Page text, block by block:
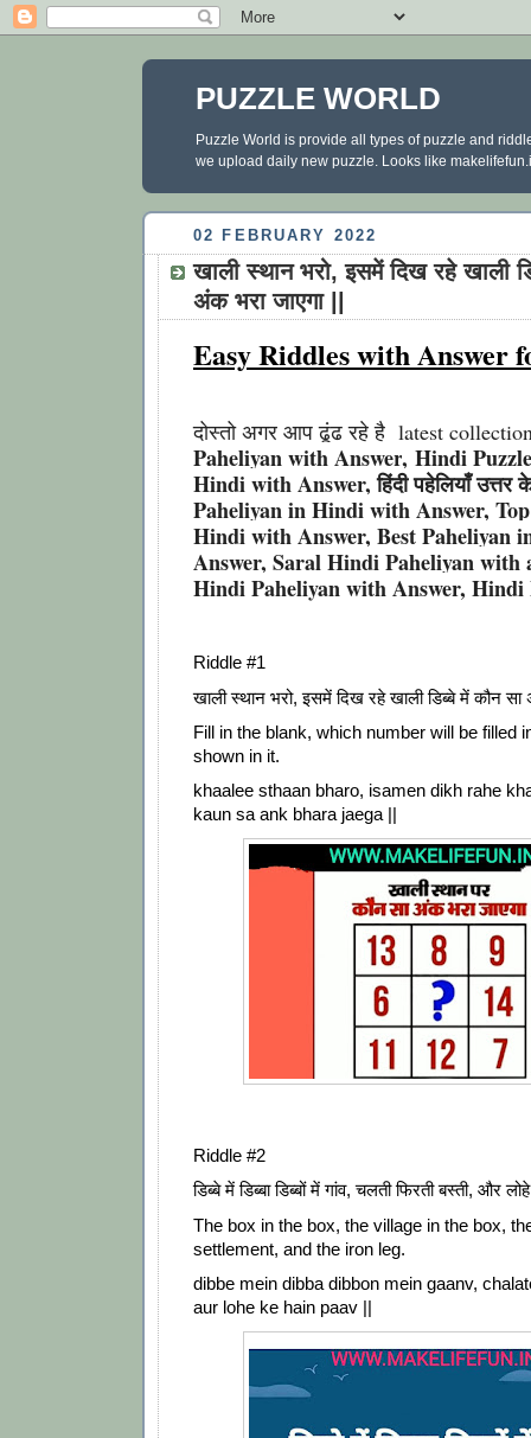
PUZZLE WORLD
Puzzle World is provide all types of puzzle and
we upload daily new puzzle. Looks like
02 FEBRUARY 2022
खाली स्थान भरो, इसमें दिख रहे खाली
अंक भरा जाएगा ||
Easy Riddles with Answer
दोस्तो अगर आप ढूंढ रहे है latest
Paheliyan with Answer, Hindi
Hindi with Answer, हिंदी पहेलियाँ उत्तर
Paheliyan in Hindi with Answer,
Hindi with Answer, Best Paheliyan
Answer, Saral Hindi Paheliyan with
Hindi Paheliyan with Answer,
Riddle #1
खाली स्थान भरो, इसमें दिख रहे खाली डिब्बे में कौन सा
Fill in the blank, which number will be filled
shown in it.
khaalee sthaan bharo, isamen dikh rahe
kaun sa ank bhara jaega ||
Riddle #2
डिब्बे में डिब्बा डिब्बों में गांव, चलती फिरती बस्ती, और
The box in the box, the village in the box,
settlement, and the iron leg.
dibbe mein dibba dibbon mein gaanv,
aur lohe ke hain paav ||